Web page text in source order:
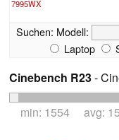
7995WX
Suchen: Modell:
Laptop
Cinebench R23-
min: 1554 avg: